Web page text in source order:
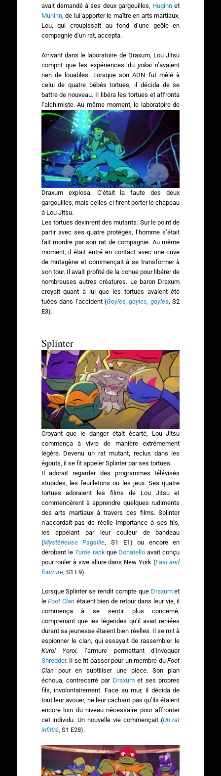
avait demandé à ses deux gargouilles, Huginn et
Muninn, de lui apporter le maître en arts martiaux.
Lou, qui croupissait au fond d’une geôle en
compagnie d’un rat, accepta.
Arrivant dans le laboratoire de Draxum, Lou Jitsu
comprit que les expériences duyokai n’avaient
rien de louables. Lorsque son ADN fut mêlé à
celui de quatre bébés tortues, il décida de se
battre de nouveau. Il libéra les tortues et affronta
l’alchimiste.Au même moment, le laboratoire de
Draxum explosa. C’était la faute des deux
gargouilles, mais celles-ci firent porter le chapeau
à Lou Jitsu.
Les tortues devinrent des mutants. Sur le point de
partir avec ses quatre protégés, l’homme s’était
fait mordre par son rat de compagnie. Au même
moment, il était entré en contact avec une cuve
de mutagène et commençait à se transformer à
son tour. Il avait profité de la cohue pour libérer de
nombreuses autres créatures. Le baron Draxum
croyait quant à lui que les tortues avaient été
tuées dans l’accident (Goyles, goyles, goyles , S2
E3).
Splinter
Croyant que le danger était écarté, Lou Jitsu
commença à vivre de manière extrêmement
légère. Devenu un rat mutant, reclus dans les
égouts, il se fit appeler Splinter par ses tortues.
Il adorait regarder des programmes télévisés
stupides, les feuilletons ou les jeux. Ses quatre
tortues adoraient les films de Lou Jitsu et
commencèrent à apprendre quelques rudiments
des arts martiaux à travers ces films. Splinter
n’accordait pas de réelle importance à ses fils,
les appelant par leur couleur de bandeau
(Mystérieuse Pagaille , S1 E1) ou encore en
dérobant le Turtle tankque Donatello avait conçu
pour rouler à vive allure dans New York (Fast and
fourrure, S1 E9).
Lorsque Splinter se rendit compte que Draxumet
leFoot Clanétaient bien de retour dans leur vie, il
commença à se sentir plus concerné,
comprenant que les légendes qu’il avait reniées
durant sa jeunesse étaient bien réelles. Il se mit à
espionner le clan, qui essayait de rassembler le
Kuroi Yoroi, l’armure permettant d’invoquer
Shredder. Il se fit passer pour un membre duFoot
Clanpour en subtiliser une pièce. Son plan
échoua, contrecarré par Draxumet ses propres
fils, involontairement. Face au mur, il décida de
tout leur avouer, ne leur cachant pas qu’ils étaient
encore loin du niveau nécessaire pour affronter
cet individu. Un nouvelle vie commençait (Un rat
infiltré, S1 E28).